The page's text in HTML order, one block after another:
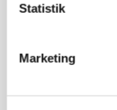
Statistik
Marketing
BUSINESS
Ejer eller